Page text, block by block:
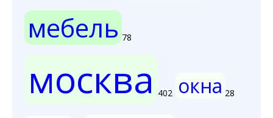
мебель 78
москва 402 окна 28